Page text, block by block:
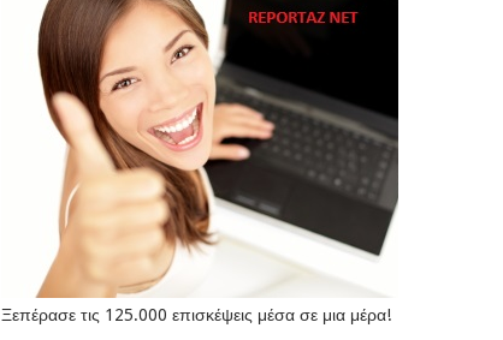
Ξεπέρασε τις 125.000 επισκέψεις μέσα σε μια μέρα!